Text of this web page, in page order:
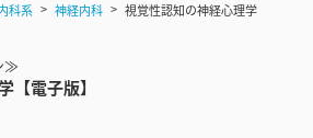
科系 神経内科 視覚性認知の神経心理学
≫
【電子版】